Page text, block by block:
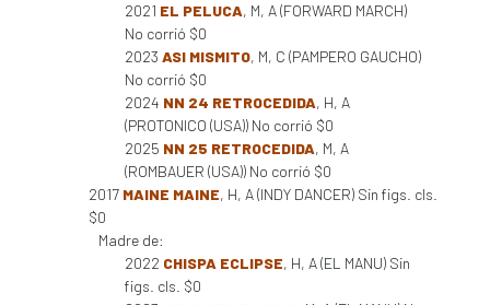
2021 EL PELUCA, M, A (FORWARD MARCH)
No corrió $0
2023 ASI MISMITO, M, C (PAMPERO GAUCHO)
No corrió $0
2024 NN 24 RETROCEDIDA, H, A
(PROTONICO (USA)) No corrió $0
2025 NN 25 RETROCEDIDA, M, A
(ROMBAUER (USA)) No corrió $0
2017 MAINE MAINE, H, A (INDY DANCER) Sin figs. cls.
$0
Madre de:
2022 CHISPA ECLIPSE, H, A (EL MANU) Sin
figs. cls. $0